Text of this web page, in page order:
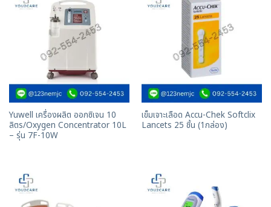
Yuwell เครื่องผลิต ออกซิเจน 10
ลิตร/Oxygen Concentrator 10L
– รุ่น 7F-10W
เข็มเจาะเลือด Accu-Chek Softclix
Lancets 25 ชิ้น (1กล่อง)